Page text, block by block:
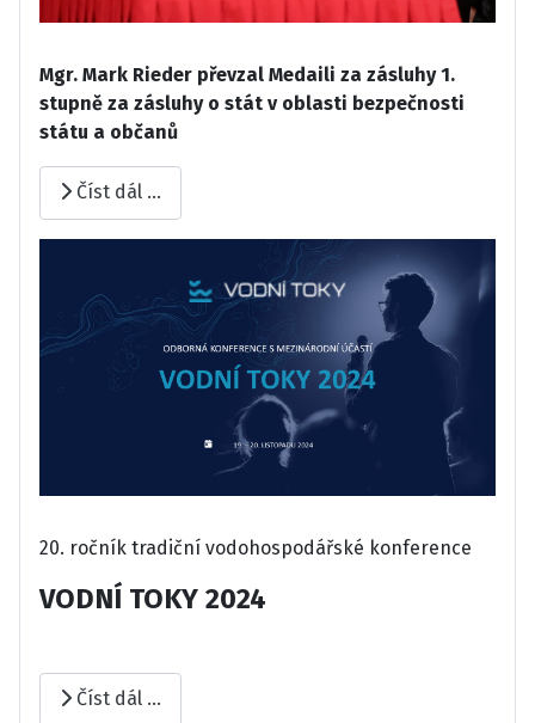
Mgr. Mark Rieder převzal Medaili za zásluhy 1.
stupně za zásluhy o stát v oblasti bezpečnosti
státu a občanů
Číst dál …
20. ročník tradiční vodohospodářské konference
VODNÍ TOKY 2024
Číst dál …